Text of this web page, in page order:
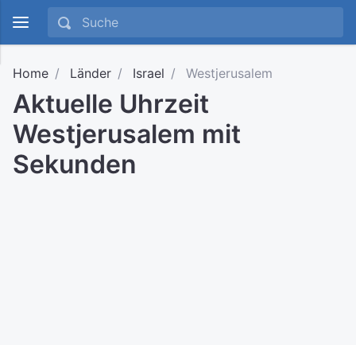
Home Länder Israel Westjerusalem
Aktuelle Uhrzeit
Westjerusalem mit
Sekunden